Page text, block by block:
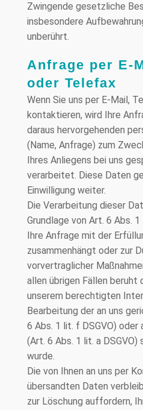
Zwingende gesetzliche
insbesondere
unberührt.
Anfrage per E-
oder Telefax
Wenn Sie uns per E-Mail,
kontaktieren, wird Ihre
daraus hervorgehenden
(Name, Anfrage) zum
Ihres Anliegens bei uns
verarbeitet. Diese Daten
Einwilligung weiter.
Die Verarbeitung dieser
Grundlage von Art. 6 Abs.
Ihre Anfrage mit der
zusammenhängt oder zur
vorvertraglicher
allen übrigen Fällen beruht
unserem berechtigten
Bearbeitung der an uns
6 Abs. 1 lit. f DSGVO) oder
(Art. 6 Abs. 1 lit. a
wurde.
Die von Ihnen an uns per
übersandten Daten
zur Löschung auffordern,